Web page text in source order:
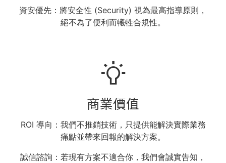
資安優先​​：將安全性 (Security) 視為最高指導原則，
絕不為了便利而犧牲合規性。
商業價值​
ROI 導向​：我們不推銷技術，只提供能解決實際業務
痛點並帶來回報的解決方案。​
誠信諮詢​：若現有方案不適合你，我們會誠實告知，